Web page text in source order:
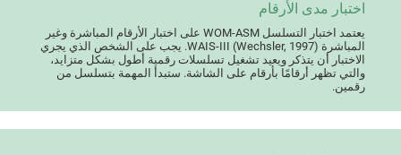
اختبار مدى الأرقام
يعتمد اختبار التسلسل WOM-ASM على اختبار الأرقام المباشرة وغير
المباشرة WAIS-III (Wechsler, 1997). يجب على الشخص الذي يجري
الاختبار أن يتذكر ويعيد تشغيل تسلسلات رقمية أطول بشكل متزايد،
والتي تظهر أرقامًا بأرقام على الشاشة. ستبدأ المهمة بتسلسل من
رقمين.